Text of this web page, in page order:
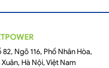
82, Ngõ 116, Phố Nhân Hòa,
Hà Nội, Việt Nam